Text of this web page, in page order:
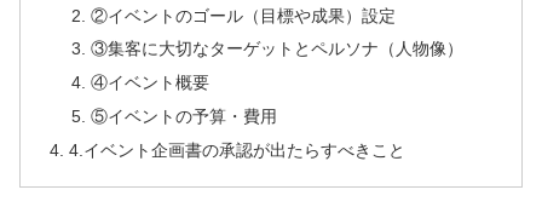
②イベントのゴール（目標や成果）設定
③集客に大切なターゲットとペルソナ（人物像）
④イベント概要
⑤イベントの予算・費用
4.イベント企画書の承認が出たらすべきこと